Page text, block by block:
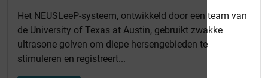
Het NEUSLeeP-systeem, ontwikkeld door een team van
de University of Texas at Austin, gebruikt zwakke
ultrasone golven om diepe hersengebieden te
stimuleren en registreert...